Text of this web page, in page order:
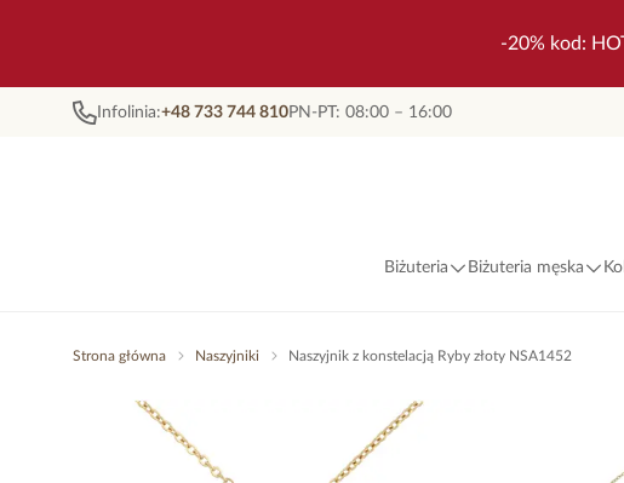
-20% kod:
Infolinia:+48 733 744 810PN-PT: 08:00 – 16:00
Biżuteria Biżuteria męska
Strona główna Naszyjniki Naszyjnik z konstelacją Ryby złoty NSA1452